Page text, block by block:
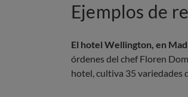
Ejemplos de
El hotel Wellington, en
órdenes del chef Floren
hotel, cultiva 35 variedades